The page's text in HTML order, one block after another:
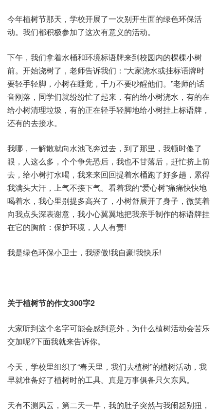
今年植树节那天，学校开展了一次别开生面的绿色环保活
动。我们都积极参加了这次有意义的活动。
下午，我们拿着水桶和环境标语牌来到校园内的棵棵小树
前。开始浇树了，老师告诉我们：“大家浇水或挂标语牌时
要轻手轻脚，小树在睡觉，千万不要吵醒他们。”老师的话
音刚落，同学们就纷纷忙了起来，有的给小树浇水，有的在
给小树清理垃圾，有的正在轻手轻脚地给小树挂上标语牌，
还有的去接水。
我哪，一解散就向水池飞奔过去，到了那里，我顿时傻了
眼，人这么多，个个争先恐后，我也不甘落后，赶忙挤上前
去，给小树打水喝，我来来回回提着水桶跑了好多趟，累得
我满头大汗，上气不接下气。看着我的“爱心树”痛痛快快地
喝着水，我心里别提多高兴了，小树舒展开了身子，微笑着
向我点头深表谢意，我小心翼翼地把我亲手制作的标语牌挂
在它的胸前：保护环境，人人有责!
我是绿色环保小卫士，我骄傲!我自豪!我快乐!
关于植树节的作文300字2
大家听到这个名字可能会感到意外，为什么植树活动会苦乐
交加呢?下面我就来告诉你。
今天，学校里组织了“春天里，我们去植树”的植树活动，我
早就准备好了植树时的工具。真是万事俱备只欠东风。
天有不测风云，第二天一早，我的肚子突然与我闹起别扭，